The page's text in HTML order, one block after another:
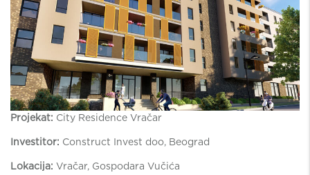
Projekat: City Residence Vračar
Investitor: Construct Invest doo, Beograd
Lokacija: Vračar, Gospodara Vučića